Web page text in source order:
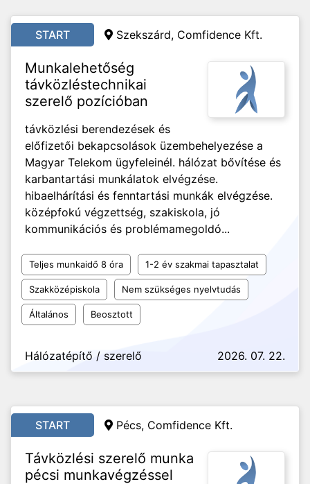
START Szekszárd, Comfidence Kft.
Munkalehetőség
távközléstechnikai
szerelő pozícióban
távközlési berendezések és
előfizetői bekapcsolások üzembehelyezése a
Magyar Telekom ügyfeleinél. hálózat bővítése és
karbantartási munkálatok elvégzése.
hibaelhárítási és fenntartási munkák elvégzése.
középfokú végzettség, szakiskola, jó
kommunikációs és problémamegoldó...
Teljes munkaidő 8 óra 1-2 év szakmai tapasztalat
Szakközépiskola Nem szükséges nyelvtudás
Általános Beosztott
Hálózatépítő / szerelő 2026. 07. 22.
START Pécs, Comfidence Kft.
Távközlési szerelő munka
pécsi munkavégzéssel